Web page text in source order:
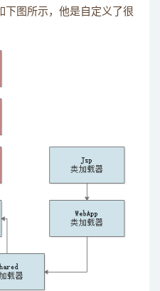
下图所示，他是自定义了很